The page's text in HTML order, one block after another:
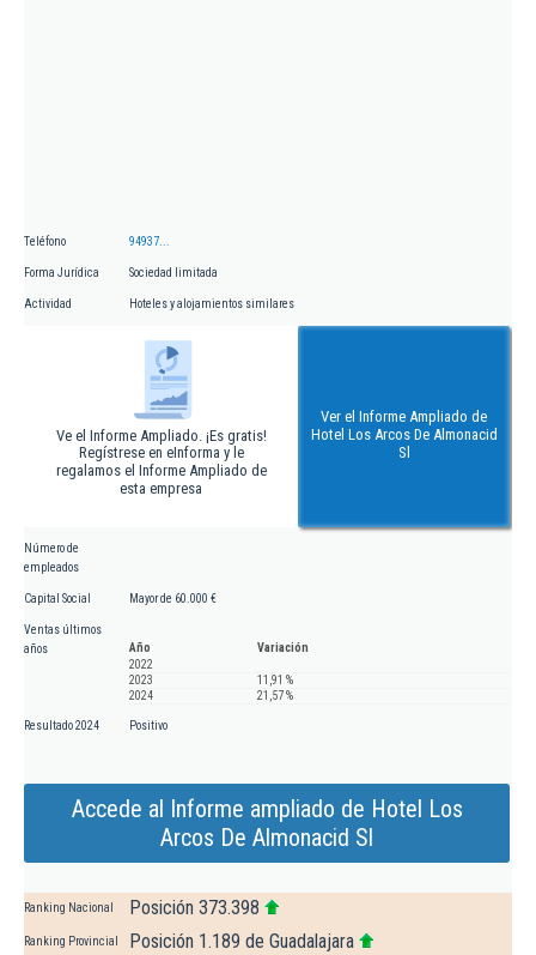
Teléfono 94937...
Forma Jurídica Sociedad limitada
Actividad Hoteles y alojamientos similares
Ve el Informe Ampliado. ¡Es gratis!
Regístrese en eInforma y le
regalamos el Informe Ampliado de
esta empresa
Ver el Informe Ampliado de
Hotel Los Arcos De Almonacid
Sl
Número de
empleados
Capital Social Mayor de 60.000 €
Ventas últimos
años
Año
Variación
2022
2023
11,91 %
2024
21,57 %
Resultado 2024 Positivo
Accede al Informe ampliado de Hotel Los
Arcos De Almonacid Sl
Ranking Nacional Posición 373.398
Ranking Provincial Posición 1.189 de Guadalajara